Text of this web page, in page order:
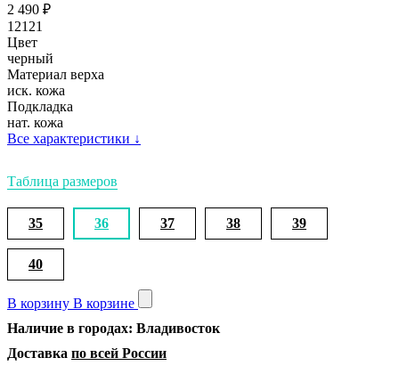
2 490 ₽
12121
Цвет
черный
Материал верха
иск. кожа
Подкладка
нат. кожа
Все характеристики ↓
Таблица размеров
35 36 37 38 39
40
В корзину В корзине
Наличие в городах: Владивосток
Доставка по всей России